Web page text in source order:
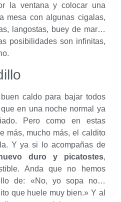
la ventana y colocar una
mesa con algunas cigalas,
langostas, buey de mar…
posibilidades son infinitas,
caldo para bajar todos
en una noche normal ya
Pero como en estas
más, mucho más, el caldito
Y ya si lo acompañas de
duro y picatostes,
Anda que no hemos
de: «No, yo sopa no…
que huele muy bien.» Y al